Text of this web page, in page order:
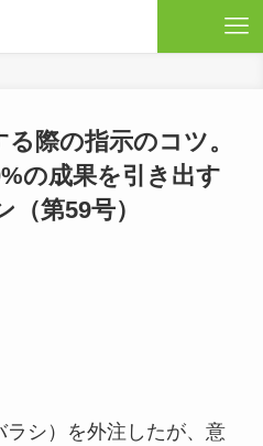
る際の指示のコツ。
の成果を引き出す
第59号）
ラシ）を外注したが、意